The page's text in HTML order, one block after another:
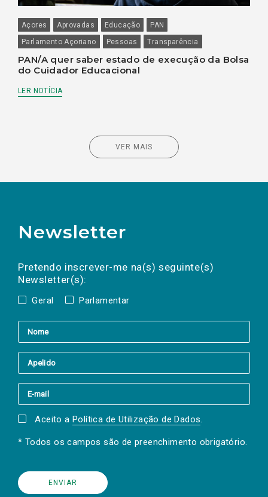
Açores Aprovadas Educação
PAN
Parlamento Açoriano
Pessoas Transparência
PAN/A quer saber estado de execução da Bolsa
do Cuidador Educacional
LER NOTÍCIA
VER MAIS
Newsletter
Pretendo inscrever-me na(s) seguinte(s)
Newsletter(s):
Geral Parlamentar
a(s) newsletter(s).
mail
Aceito a Política de Utilização de Dados.
* Todos os campos são de preenchimento obrigatório.